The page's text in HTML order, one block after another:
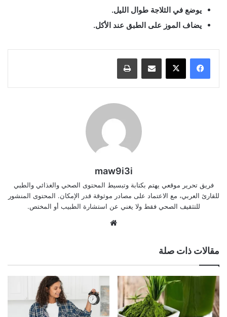
يوضع في الثلاجة طوال الليل.
يضاف الموز على الطبق عند الأكل.
مشاركة عبر البريد طباعة
maw9i3i
فريق تحرير موقعي يهتم بكتابة وتبسيط المحتوى الصحي والغذائي والطبي
للقارئ العربي، مع الاعتماد على مصادر موثوقة قدر الإمكان. المحتوى المنشور
للتثقيف الصحي فقط ولا يغني عن استشارة الطبيب أو المختص.
مقالات ذات صلة